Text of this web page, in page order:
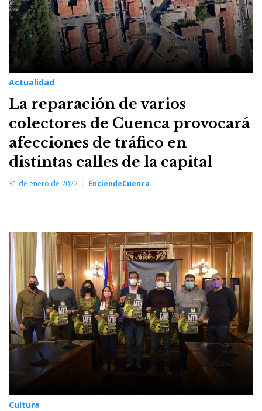
Actualidad
La reparación de varios
colectores de Cuenca provocará
afecciones de tráfico en
distintas calles de la capital
31 de enero de 2022 EnciendeCuenca
Cultura